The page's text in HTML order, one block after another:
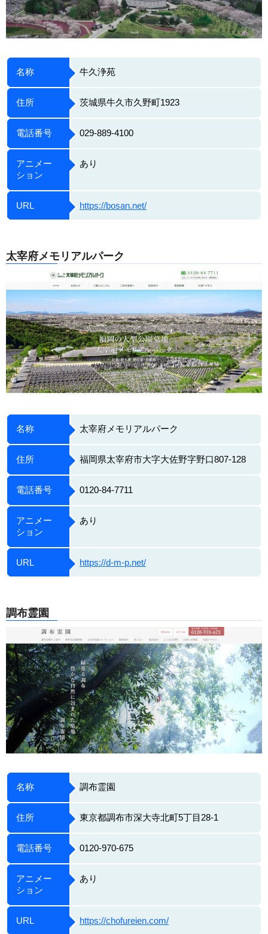
名称 牛久浄苑
住所 茨城県牛久市久野町1923
電話番号 029-889-4100
アニメー
ション
あり
URL https://bosan.net/
太宰府メモリアルパーク
名称 太宰府メモリアルパーク
住所 福岡県太宰府市大字大佐野字野口807-128
電話番号 0120-84-7711
アニメー
ション
あり
URL https://d-m-p.net/
調布霊園
名称 調布霊園
住所 東京都調布市深大寺北町5丁目28-1
電話番号 0120-970-675
アニメー
ション
あり
URL https://chofureien.com/